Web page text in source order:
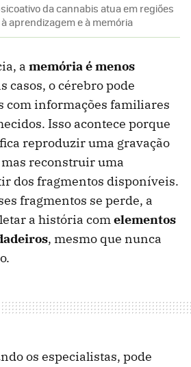
da cannabis atua em regiões
aprendizagem e à memória
a memória é menos
casos, o cérebro pode
com informações familiares
Isso acontece porque
reproduzir uma gravação
reconstruir uma
dos fragmentos disponíveis.
fragmentos se perde, a
a história comelementos
, mesmo que nunca
os especialistas, pode